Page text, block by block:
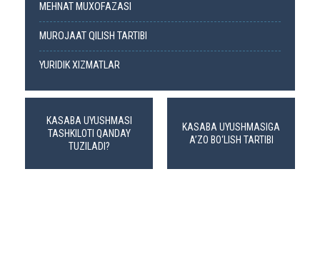
MEHNAT MUXOFAZASI
MUROJAAT QILISH TARTIBI
YURIDIK XIZMATLAR
KASABA UYUSHMASI
TASHKILOTI QANDAY
TUZILADI?
KASABA UYUSHMASIGA
A’ZO BO‘LISH TARTIBI